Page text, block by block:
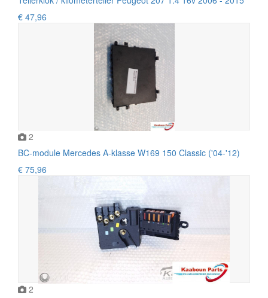
€ 47,96
2
BC-module Mercedes A-klasse W169 150 Classic ('04-'12)
€ 75,96
2